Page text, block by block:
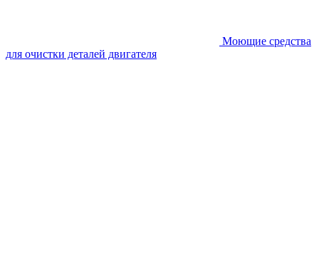
Моющие средства
для очистки деталей двигателя